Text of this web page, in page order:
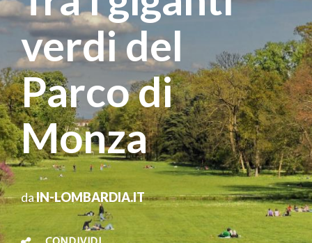
verdi del
Parco di
Monza
daIN-LOMBARDIA.IT